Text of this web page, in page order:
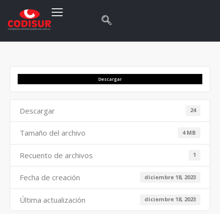
Descargar
Descargar 24
Tamaño del archivo 4 MB
Recuento de archivos 1
Fecha de creación diciembre 18, 2023
Última actualización diciembre 18, 2023